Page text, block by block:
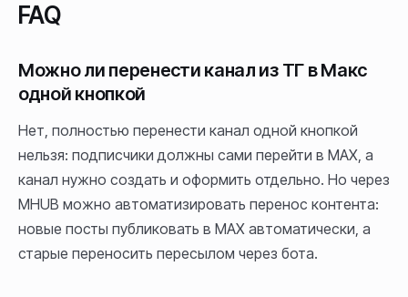
FAQ
Можно ли перенести канал из ТГ в Макс
одной кнопкой
Нет, полностью перенести канал одной кнопкой
нельзя: подписчики должны сами перейти в MAX, а
канал нужно создать и оформить отдельно. Но через
MHUB можно автоматизировать перенос контента:
новые посты публиковать в MAX автоматически, а
старые переносить пересылом через бота.